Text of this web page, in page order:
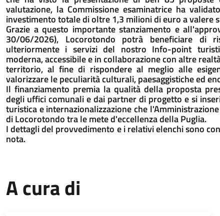
valutazione, la Commissione esaminatrice ha
investimento totale di oltre 1,3 milioni di euro a valere
Grazie a questo importante stanziamento e
30/06/2026), Locorotondo potrà beneficiare di
ulteriormente i servizi del nostro Info-point
moderna, accessibile e in collaborazione con altre
territorio, al fine di rispondere al meglio alle
valorizzare le peculiarità culturali, paesaggistiche ed
Il finanziamento premia la qualità della proposta
degli uffici comunali e dai partner di progetto e si
turistica e internazionalizzazione che
di Locorotondo tra le mete d'eccellenza della Puglia.
I dettagli del provvedimento e i relativi elenchi sono
nota.
A cura di